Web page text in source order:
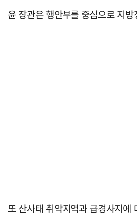
윤 장관은 행안부를 중심으로 지
또 산사태 취약지역과 급경사지에